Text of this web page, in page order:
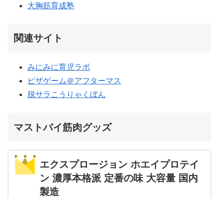
大胸筋育成塾
関連サイト
みにみに育児ラボ
ピザゲーム＠アフターマス
脱サラこうりゃくぼん
マストバイ筋肉グッズ
エクスプロージョン ホエイプロテイ
ン 濃厚本格派 定番の味 大容量 国内
製造